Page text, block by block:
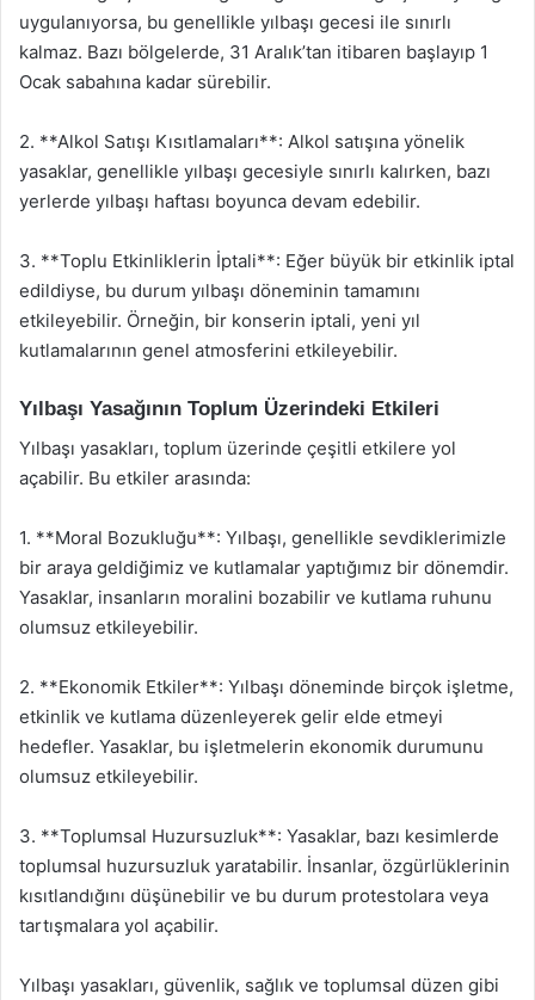
uygulanıyorsa, bu genellikle yılbaşı gecesi ile sınırlı
kalmaz. Bazı bölgelerde, 31 Aralık’tan itibaren başlayıp 1
Ocak sabahına kadar sürebilir.
2. **Alkol Satışı Kısıtlamaları**: Alkol satışına yönelik
yasaklar, genellikle yılbaşı gecesiyle sınırlı kalırken, bazı
yerlerde yılbaşı haftası boyunca devam edebilir.
3. **Toplu Etkinliklerin İptali**: Eğer büyük bir etkinlik iptal
edildiyse, bu durum yılbaşı döneminin tamamını
etkileyebilir. Örneğin, bir konserin iptali, yeni yıl
kutlamalarının genel atmosferini etkileyebilir.
Yılbaşı Yasağının Toplum Üzerindeki Etkileri
Yılbaşı yasakları, toplum üzerinde çeşitli etkilere yol
açabilir. Bu etkiler arasında:
1. **Moral Bozukluğu**: Yılbaşı, genellikle sevdiklerimizle
bir araya geldiğimiz ve kutlamalar yaptığımız bir dönemdir.
Yasaklar, insanların moralini bozabilir ve kutlama ruhunu
olumsuz etkileyebilir.
2. **Ekonomik Etkiler**: Yılbaşı döneminde birçok işletme,
etkinlik ve kutlama düzenleyerek gelir elde etmeyi
hedefler. Yasaklar, bu işletmelerin ekonomik durumunu
olumsuz etkileyebilir.
3. **Toplumsal Huzursuzluk**: Yasaklar, bazı kesimlerde
toplumsal huzursuzluk yaratabilir. İnsanlar, özgürlüklerinin
kısıtlandığını düşünebilir ve bu durum protestolara veya
tartışmalara yol açabilir.
Yılbaşı yasakları, güvenlik, sağlık ve toplumsal düzen gibi